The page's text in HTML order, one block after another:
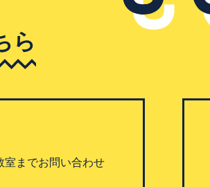
ら
室までお問い合わせ